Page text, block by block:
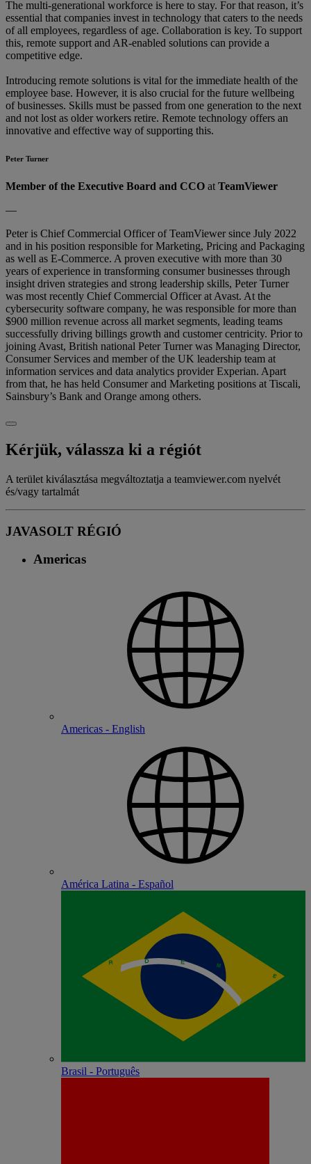
The multi-generational workforce is here to stay. For that reason, it’s
essential that companies invest in technology that caters to the needs
of all employees, regardless of age. Collaboration is key. To support
this, remote support and AR-enabled solutions can provide a
competitive edge.
Introducing remote solutions is vital for the immediate health of the
employee base. However, it is also crucial for the future wellbeing
of businesses. Skills must be passed from one generation to the next
and not lost as older workers retire. Remote technology offers an
innovative and effective way of supporting this.
Peter Turner
Member of the Executive Board and CCO at TeamViewer
—
Peter is Chief Commercial Officer of TeamViewer since July 2022
and in his position responsible for Marketing, Pricing and Packaging
as well as E-Commerce. A proven executive with more than 30
years of experience in transforming consumer businesses through
insight driven strategies and strong leadership skills, Peter Turner
was most recently Chief Commercial Officer at Avast. At the
cybersecurity software company, he was responsible for more than
$900 million revenue across all market segments, leading teams
successfully driving billings growth and customer centricity. Prior to
joining Avast, British national Peter Turner was Managing Director,
Consumer Services and member of the UK leadership team at
information services and data analytics provider Experian. Apart
from that, he has held Consumer and Marketing positions at Tiscali,
Sainsbury’s Bank and Orange among others.
Kérjük, válassza ki a régiót
A terület kiválasztása megváltoztatja a teamviewer.com nyelvét
és/vagy tartalmát
JAVASOLT RÉGIÓ
Americas
Americas - English
América Latina - Español
Brasil - Português